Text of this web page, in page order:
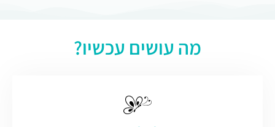
מה עושים עכשיו?